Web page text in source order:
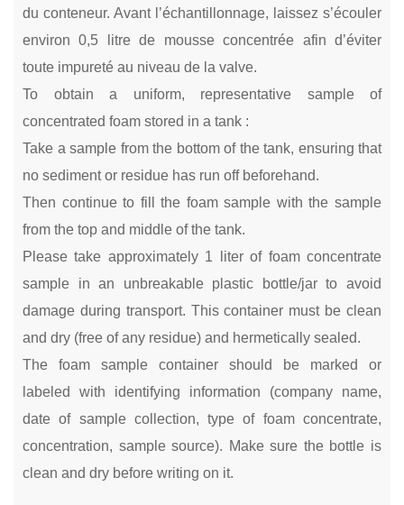
du conteneur. Avant l’échantillonnage, laissez s’écouler
environ 0,5 litre de mousse concentrée afin d’éviter
toute impureté au niveau de la valve.
To obtain a uniform, representative sample of
concentrated foam stored in a tank :
Take a sample from the bottom of the tank, ensuring that
no sediment or residue has run off beforehand.
Then continue to fill the foam sample with the sample
from the top and middle of the tank.
Please take approximately 1 liter of foam concentrate
sample in an unbreakable plastic bottle/jar to avoid
damage during transport. This container must be clean
and dry (free of any residue) and hermetically sealed.
The foam sample container should be marked or
labeled with identifying information (company name,
date of sample collection, type of foam concentrate,
concentration, sample source). Make sure the bottle is
clean and dry before writing on it.